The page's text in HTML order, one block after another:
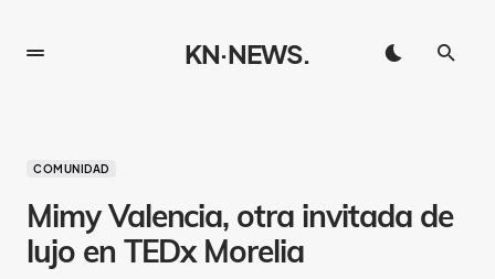
KN·NEWS.
COMUNIDAD
Mimy Valencia, otra invitada de
lujo en TEDx Morelia